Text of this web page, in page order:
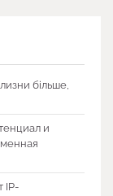
більше,
и
IP-